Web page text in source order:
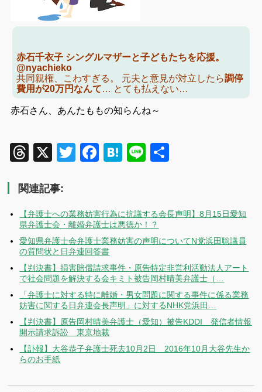
赤石千衣子 シングルマザーと子どもたちを応援。
@nyachieko
共同親権、こわすぎる。 元夫と意見が対立したら調停
費用が20万円なんて… とても払えない…
赤石さん、あんたももの知らんね～
Threads
X TwitterFacebook
Hatena
Line
関連記事:
【弁護士への業務妨害行為に抗議する会長声明】8月15日愛知
県弁護士会・離婚弁護士は悪徳か！？
愛知県弁護士会弁護士業務妨害の声明についてN党浜田聡議員
の質問状と日弁連回答書
【判決書】損害賠償請求事件・原告特定非営利活動法人アート
で社会問題を解決する会キミト被告岡村晴美弁護士（…
「弁護士に対する特に離婚・男女問題に関する事件に係る業務
妨害に関する日弁連会長声明」に対するNHK党浜田…
【判決書】原告岡村晴美弁護士（愛知）被告KDDI 発信者情報
開示請求訴訟 東京地裁
【訃報】大谷恭子弁護士死去10月2日 2016年10月大谷先生か
らのお手紙